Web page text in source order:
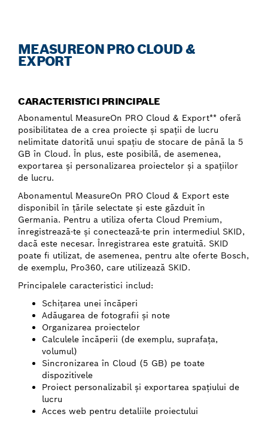
MEASUREON PRO CLOUD &
EXPORT
CARACTERISTICI PRINCIPALE
Abonamentul MeasureOn PRO Cloud & Export** oferă
posibilitatea de a crea proiecte şi spaţii de lucru
nelimitate datorită unui spaţiu de stocare de până la 5
GB în Cloud. În plus, este posibilă, de asemenea,
exportarea şi personalizarea proiectelor şi a spaţiilor
de lucru.
Abonamentul MeasureOn PRO Cloud & Export este
disponibil în ţările selectate şi este găzduit în
Germania. Pentru a utiliza oferta Cloud Premium,
înregistrează-te şi conectează-te prin intermediul SKID,
dacă este necesar. Înregistrarea este gratuită. SKID
poate fi utilizat, de asemenea, pentru alte oferte Bosch,
de exemplu, Pro360, care utilizează SKID.
Principalele caracteristici includ:
Schiţarea unei încăperi
Adăugarea de fotografii şi note
Organizarea proiectelor
Calculele încăperii (de exemplu, suprafaţa,
volumul)
Sincronizarea în Cloud (5 GB) pe toate
dispozitivele
Proiect personalizabil şi exportarea spaţiului de
lucru
Acces web pentru detaliile proiectului